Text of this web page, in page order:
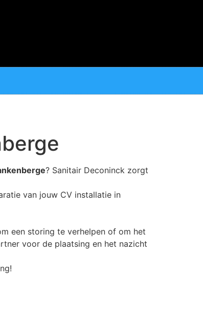
? Sanitair Deconinck zorgt
van jouw CV installatie in
een storing te verhelpen of om het
voor de plaatsing en het nazicht